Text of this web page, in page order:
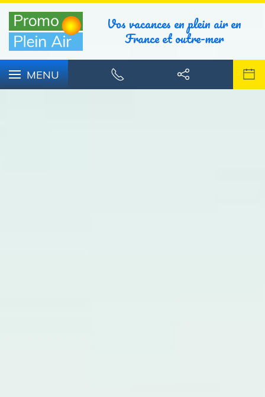
Vos vacances en plein air en
France et outre-mer
MENU